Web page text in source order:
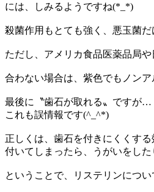
には、しみるようですね(*_*)
殺菌作用もとても強く、悪玉菌
ただし、アメリカ食品医薬品局
合わない場合は、紫色でもノン
最後に〝歯石が取れる〟ですが…
これも誤情報です(^_^*)
正しくは、歯石を付きにくくす
付いてしまったら、うがいをし
ということで、リステリンにつ